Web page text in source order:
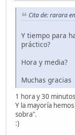
Cita de: rarara
Y tiempo para
práctico?
Hora y media?
Muchas gracias
1 hora y 30
Y la mayoría
sobra".
:)